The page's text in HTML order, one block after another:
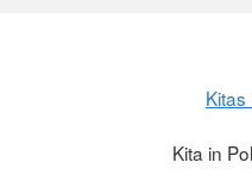
Kita in